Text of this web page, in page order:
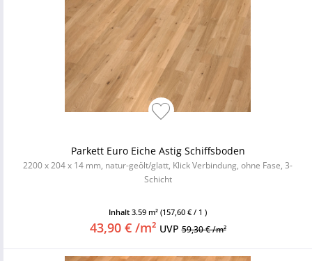
Parkett Euro Eiche Astig Schiffsboden
2200 x 204 x 14 mm, natur-geölt/glatt, Klick Verbindung, ohne Fase, 3-
Schicht
Inhalt 3.59 m² (157,60 € / 1 )
43,90 € /m² UVP59,30 € /m²